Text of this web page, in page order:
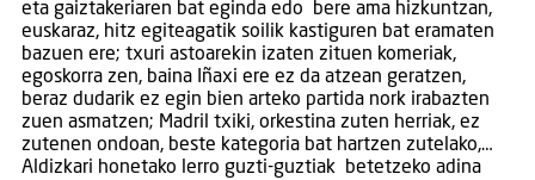
eta gaiztakeriaren bat eginda edo bere ama hizkuntzan,
euskaraz, hitz egiteagatik soilik kastiguren bat eramaten
bazuen ere; txuri astoarekin izaten zituen komeriak,
egoskorra zen, baina Iñaxi ere ez da atzean geratzen,
beraz dudarik ez egin bien arteko partida nork irabazten
zuen asmatzen; Madril txiki, orkestina zuten herriak, ez
zutenen ondoan, beste kategoria bat hartzen zutelako,…
Aldizkari honetako lerro guzti-guztiak betetzeko adina